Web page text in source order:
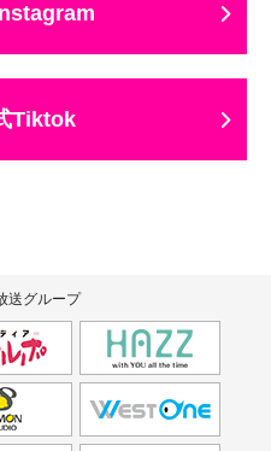
Tiktok
送グループ